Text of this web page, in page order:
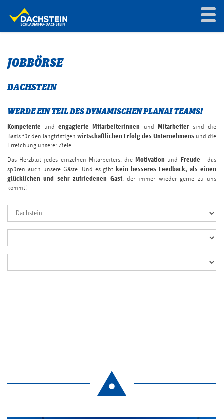
JOBBÖRSE
DACHSTEIN
WERDE EIN TEIL DES DYNAMISCHEN PLANAI TEAMS!
Kompetente undengagierte Mitarbeiterinnen und Mitarbeitersind die
Basis für den langfristigen wirtschaftlichen Erfolg des Unternehmens und die
Erreichung unserer Ziele.
Das Herzblut jedes einzelnen Mitarbeiters, die Motivation und Freude - das
spüren auch unsere Gäste. Und es gibtkein besseres Feedback, als einen
glücklichen und sehr zufriedenen Gast, der immer wieder gerne zu uns
kommt!
TICKETS & INFOS
SERVICE